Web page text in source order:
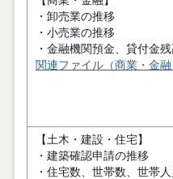
・卸売業の推移
・小売業の推移
・金融機関預金、貸付
関連ファイル（商業・金
【土木・建設・住宅】
・建築確認申請の推移
・住宅数、世帯数、世帯